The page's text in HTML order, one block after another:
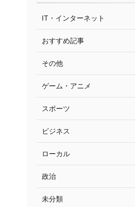
IT・インターネット
おすすめ記事
その他
ゲーム・アニメ
スポーツ
ビジネス
ローカル
政治
未分類